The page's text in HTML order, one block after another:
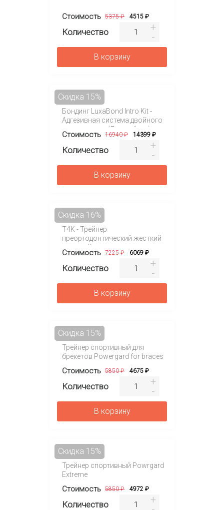
Стоимость 5375 ₽ 4515 ₽
Количество
В корзину
Бондинг LuxaBond Intro Kit -
Адгезивная система двойного
отверждения (Люксабонд)
Стоимость
Скидка 15%
16940 ₽ 14399 ₽
Количество
В корзину
T4K - Трейнер
преортодонтический жесткий
розовый
Стоимость
Скидка 16%
7225 ₽ 6069 ₽
Количество
В корзину
Трейнер спортивный для
брекетов Powergard for braces
Стоимость
Скидка 15%
5850 ₽ 4675 ₽
Количество
В корзину
Трейнер спортивный Powrgard
Extreme
Стоимость
Скидка 15%
5850 ₽ 4972 ₽
Количество